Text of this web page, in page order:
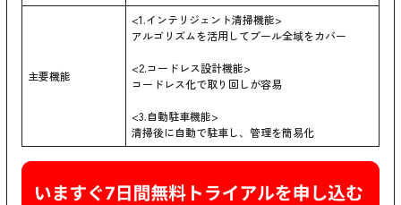
主要機能
<1.インテリジェント清掃機能>
アルゴリズムを活用してプール全域をカバー
<2.コードレス設計機能>
コードレス化で取り回しが容易
<3.自動駐車機能>
清掃後に自動で駐車し、管理を簡易化